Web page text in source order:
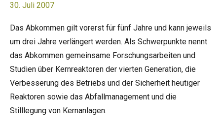
30. Juli 2007
Das Abkommen gilt vorerst für fünf Jahre und kann jeweils
um drei Jahre verlängert werden. Als Schwerpunkte nennt
das Abkommen gemeinsame Forschungsarbeiten und
Studien über Kernreaktoren der vierten Generation, die
Verbesserung des Betriebs und der Sicherheit heutiger
Reaktoren sowie das Abfallmanagement und die
Stilllegung von Kernanlagen.